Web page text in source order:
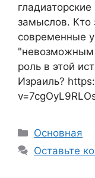
замыслов. Кто
современные
роль в этой
Израиль?
Рубрики
Основная
Оставьте